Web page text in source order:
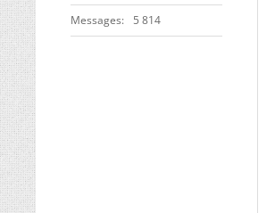
Messages 5 814